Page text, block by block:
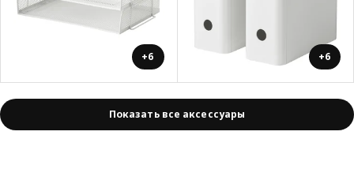
+6 +6
Показать все аксессуары